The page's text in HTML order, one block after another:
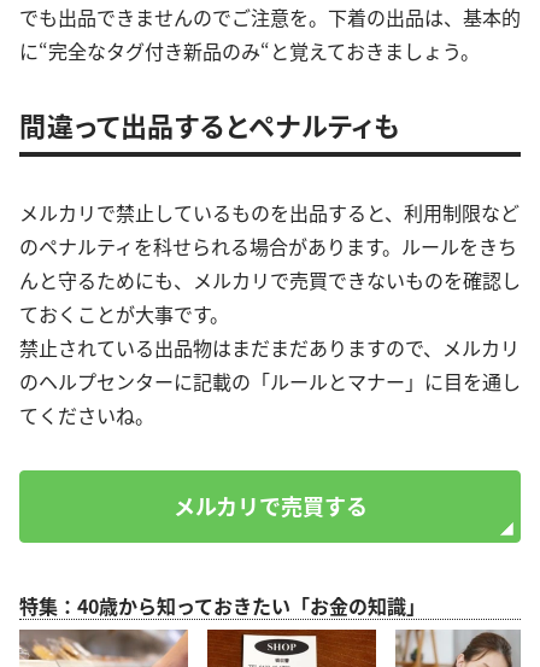
でも出品できませんのでご注意を。下着の出品は、基本的
に“完全なタグ付き新品のみ“と覚えておきましょう。
間違って出品するとペナルティも
メルカリで禁止しているものを出品すると、利用制限など
のペナルティを科せられる場合があります。ルールをきち
んと守るためにも、メルカリで売買できないものを確認し
ておくことが大事です。
禁止されている出品物はまだまだありますので、メルカリ
のヘルプセンターに記載の「ルールとマナー」に目を通し
てくださいね。
メルカリで売買する
特集：40歳から知っておきたい「お金の知識」